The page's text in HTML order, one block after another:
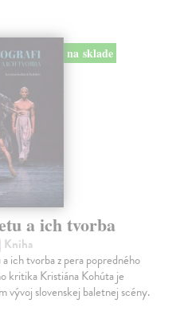
na sklade
a ich tvorba
| Kniha
ich tvorba z pera popredného
kritika Kristiána Kohúta je
vývoj slovenskej baletnej scény.